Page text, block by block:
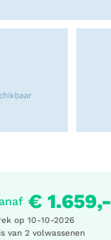
€ 1.659,-
op 10-10-2026
van 2 volwassenen